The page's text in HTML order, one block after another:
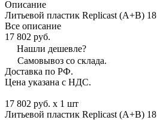
Описание
Литьевой пластик Replicast (А+В)
Все описание
17 802 руб.
Нашли дешевле?
Самовывоз со склада.
Доставка по РФ.
Цена указана с НДС.
17 802 руб. x 1 шт
Литьевой пластик Replicast (А+В)